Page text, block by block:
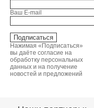
Ваш E-mail
Нажимая «Подписаться»
вы даёте согласие на
обработку персональных
данных и на получение
новостей и предложений